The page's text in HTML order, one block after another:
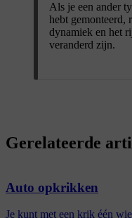
Als je een ander
hebt gemonteerd,
dynamiek en het
veranderd zijn.
Gerelateerde
Auto opkrikken
Je kunt met een krik één